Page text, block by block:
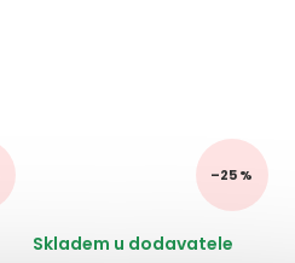
–25 %
Skladem u dodavatele